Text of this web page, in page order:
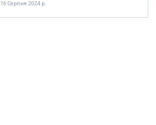
16 Серпня 2024 р.